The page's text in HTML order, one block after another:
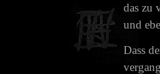
das zu
und
Dass